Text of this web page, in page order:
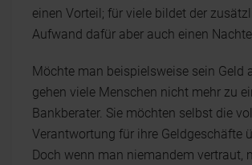
einen Vorteil; für viele bildet der
Aufwand dafür aber auch einen
Möchte man beispielsweise sein Geld
gehen viele Menschen nicht mehr zu
Bankberater. Sie möchten selbst die
Verantwortung für ihre Geldgeschäfte
Doch wenn man niemandem vertraut,